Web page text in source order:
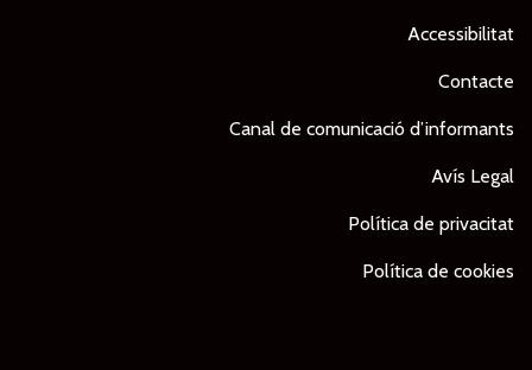
Accessibilitat
Contacte
Canal de comunicació d’informants
Avís Legal
Política de privacitat
Política de cookies